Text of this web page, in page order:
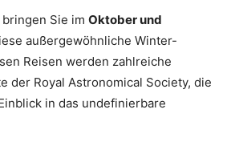
bringen Sie im Oktober und
außergewöhnliche Winter-
Reisen werden zahlreiche
der Royal Astronomical Society, die
in das undefinierbare